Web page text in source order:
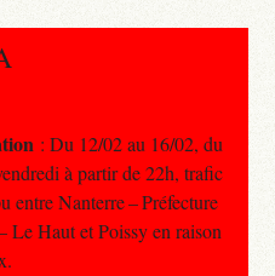
: Du 12/02 au 16/02, du
à partir de 22h, trafic
entre Nanterre – Préfecture
Le Haut et Poissy en raison